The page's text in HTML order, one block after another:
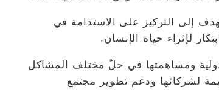
إلى التركيز على الاستدامة في
لإثراء حياة الإنسان.
ومساهمتها في حلّ مختلف المشاكل
لشركائها ودعم تطوير مجتمع